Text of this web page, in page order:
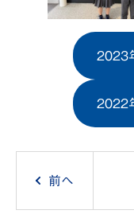
2023
2022
稿
前へ